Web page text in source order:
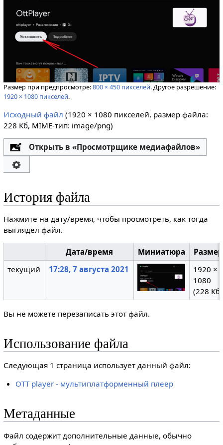
Размер при предпросмотре:800 × 450 пикселей.Другое разрешение:
1920 × 1080 пикселей.
Исходный файл (1920 × 1080 пикселей, размер файла:
228 Кб, MIME-тип: image/png)
Открыть в «Просмотрщике медиафайлов»
История файла
Нажмите на дату/время, чтобы просмотреть, как тогда
выглядел файл.
Дата/время Миниатюра
текущий
17:28, 7 августа 2021
1920 ×
1080
(228 Кб)
Вы не можете перезаписать этот файл.
Использование файла
Следующая 1 страница использует данный файл:
OTT player - мультиплатформенный плеер
Метаданные
Файл содержит дополнительные данные, обычно